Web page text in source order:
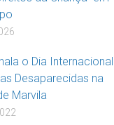
o Dia Internacional
Desaparecidas na
Marvila